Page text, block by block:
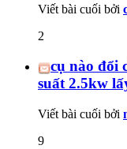
Viết bài cuối bởi
2
cụ nào đổi
suất 2.5kw
Viết bài cuối bởi
9